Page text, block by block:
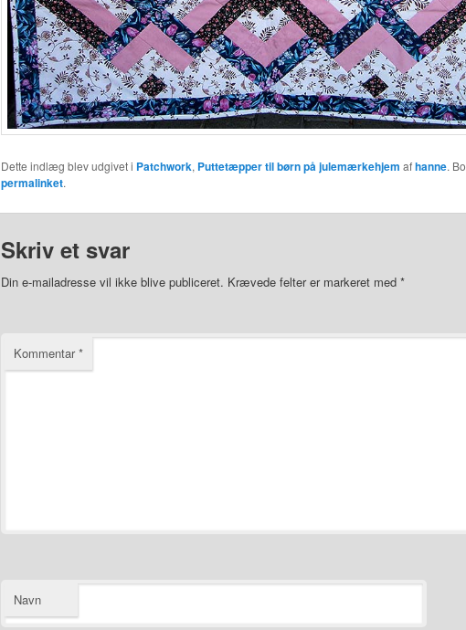
Dette indlæg blev udgivet i Patchwork, Puttetæpper til børn på julemærkehjem afhanne.
permalinket.
Skriv et svar
Din e-mailadresse vil ikke blive publiceret. Krævede felter er markeret med *
Kommentar*
Navn